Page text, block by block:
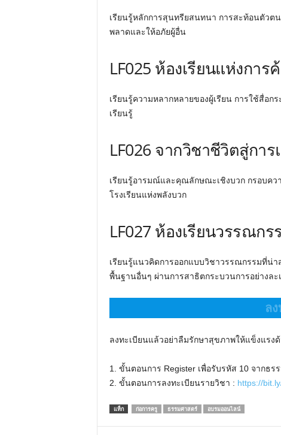
เรียนรู้หลักการสุนทรียสนทนา การสะท้อนตัวต
พลาดและให้อภัยผู้อื่น
LF025 ห้องเรียนแห่งการ
เรียนรู้ความหลากหลายของผู้เรียน การใช้สื่อก
เรียนรู้
LF026 จากวิชาชีวิตสู่กา
เรียนรู้อารมณ์และคุณลักษณะเชิงบวก กรอบคว
โรงเรียนแห่งพลังบวก
LF027 ห้องเรียนวรรณก
เรียนรู้แนวคิดการออกแบบวิชาวรรณกรรมที่น่
พื้นฐานอื่นๆ ผ่านการสาธิตกระบวนการอย่างละ
ล
ลงทะเบียนแล้วอย่าลืมรักษาสุขภาพให้แข็งแรง
1. ขั้นตอนการ Register เพื่อรับรหัส 10 จากธ
2. ขั้นตอนการลงทะเบียนรายวิชา : https://
แท็ก ก่อการครู ธรรมศาสตร์ อบรมออนไลน์